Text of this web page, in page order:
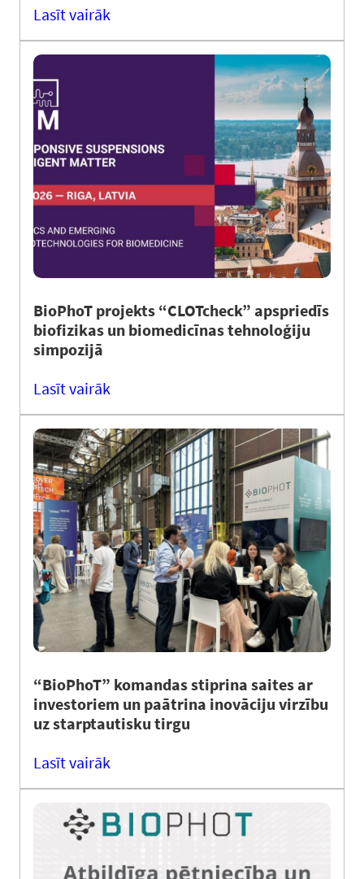
Lasīt vairāk
BioPhoT projekts “CLOTcheck” apspriedīs
biofizikas un biomedicīnas tehnoloģiju
simpozijā
Lasīt vairāk
“BioPhoT” komandas stiprina saites ar
investoriem un paātrina inovāciju virzību
uz starptautisku tirgu
Lasīt vairāk